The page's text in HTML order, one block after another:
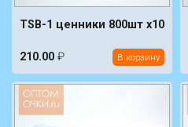
TSB-1 ценники 800шт х10
210.00 ₽ В корзину